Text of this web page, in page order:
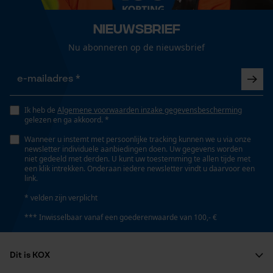
Gereedschapsloze kettingspanning
Gereedschapsloze kettingwissel
Nee
Energie & vermogen
Accucapaciteitsaanduiding
Nee
Accu/batterij inbegrepen
Nieuwsbrief
Nu abonneren op de nieuwsbrief
Ik heb de Algemene voorwaarden inzake gegevensbescherming
gelezen en ga akkoord. *
Wanneer u instemt met persoonlijke tracking kunnen we u via onze
newsletter individuele aanbiedingen doen. Uw gegevens worden
niet gedeeld met derden. U kunt uw toestemming te allen tijde met
een klik intrekken. Onderaan iedere newsletter vindt u daarvoor een
link.
* velden zijn verplicht
*** Inwisselbaar vanaf een goederenwaarde van 100,- €
Dit is KOX
Loop54 Personalization
Gepersonaliseerde homepage
Opgeslagen winkelwagen
Google Maps
Marketing Cookies
Google Global Site Tag